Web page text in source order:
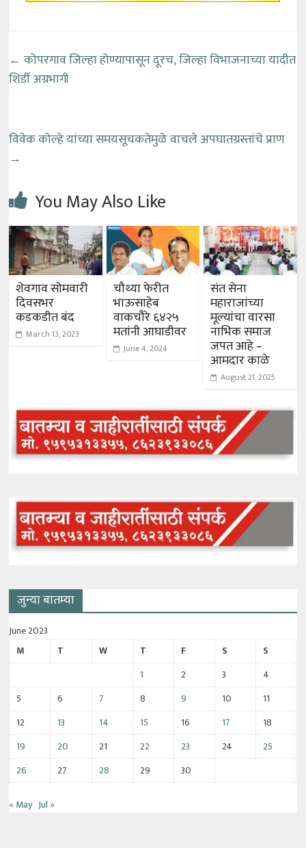
← कोपरगाव जिल्हा होण्यापासून दूरच, जिल्हा विभाजनाच्या यादीत
शिर्डी अग्रभागी
विवेक कोल्हे यांच्या समयसूचकतेमुळे वाचले अपघातग्रस्तांचे प्राण
→
You May Also Like
शेवगाव सोमवारी
दिवसभर
कडकडीत बंद
March 13, 2023
चौथ्या फेरीत
भाऊसाहेब
वाकचौरे ६४२५
मतांनी आघाडीवर
June 4, 2024
संत सेना
महाराजांच्या
मूल्यांचा वारसा
नाभिक समाज
जपत आहे –
आमदार काळे
August 21, 2025
जुन्या बातम्या
June 2023
M
T W T F S
S
1
2 3
4
5
6 7 8 9 10
11
12
13 14 15 16 17
18
19
20 21 22 23 24
25
26
27 28 29 30
« May Jul »